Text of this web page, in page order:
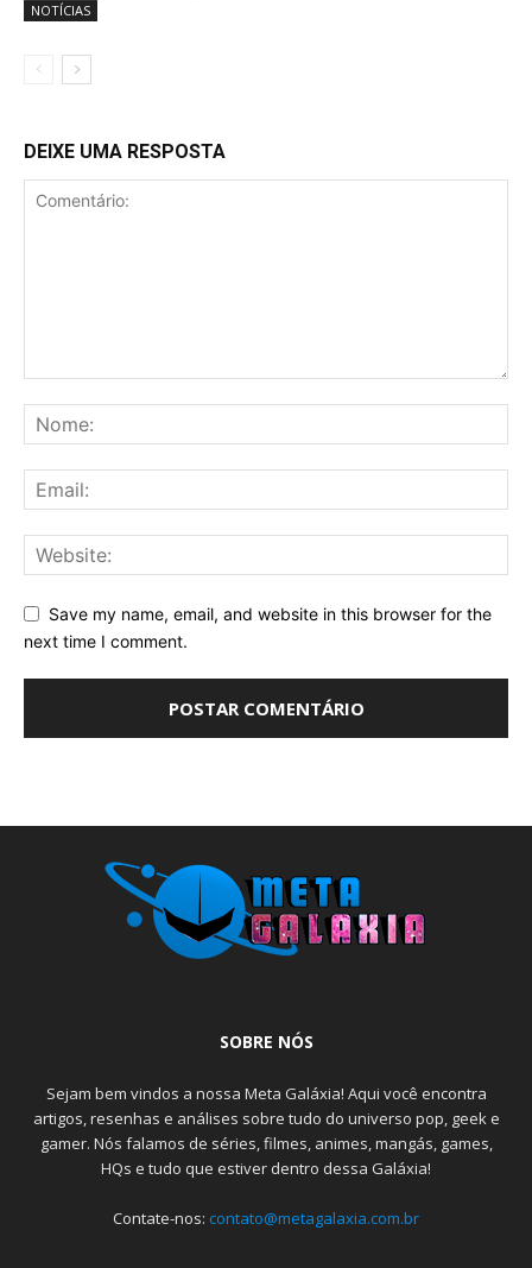
NOTÍCIAS
DEIXE UMA RESPOSTA
Save my name, email, and website in this browser for the
next time I comment.
SOBRE NÓS
Sejam bem vindos a nossa Meta Galáxia! Aqui você encontra
artigos, resenhas e análises sobre tudo do universo pop, geek e
gamer. Nós falamos de séries, filmes, animes, mangás, games,
HQs e tudo que estiver dentro dessa Galáxia!
Contate-nos: contato@metagalaxia.com.br